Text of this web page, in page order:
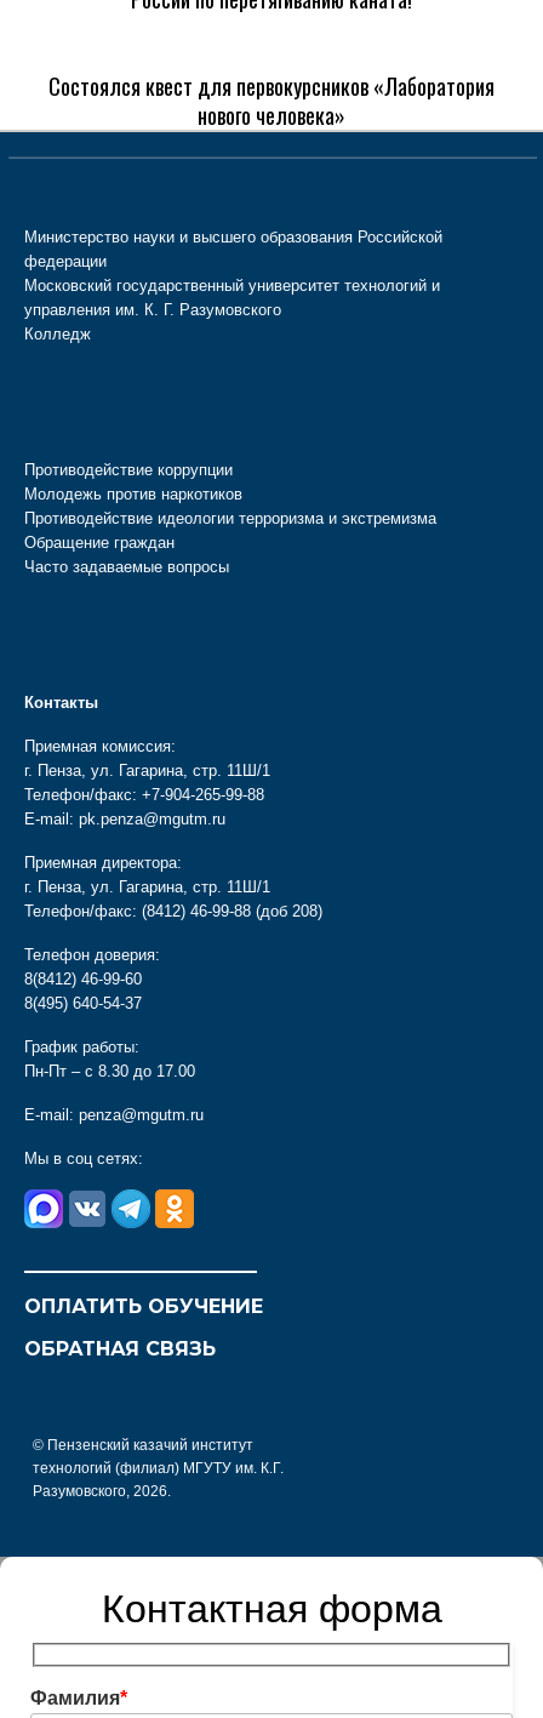
Состоялся квест для первокурсников «Лаборатория
нового человека»
Министерство науки и высшего образования Российской
федерации
Московский государственный университет технологий и
управления им. К. Г. Разумовского
Колледж
Противодействие коррупции
Молодежь против наркотиков
Противодействие идеологии терроризма и экстремизма
Обращение граждан
Часто задаваемые вопросы
Контакты
Приемная комиссия:
г. Пенза, ул. Гагарина, стр. 11Ш/1
Телефон/факс: +7-904-265-99-88
E-mail: pk.penza@mgutm.ru
Приемная директора:
г. Пенза, ул. Гагарина, стр. 11Ш/1
Телефон/факс: (8412) 46-99-88 (доб 208)
Телефон доверия:
8(8412) 46-99-60
8(495) 640-54-37
График работы:
Пн-Пт – с 8.30 до 17.00
E-mail: penza@mgutm.ru
Мы в соц сетях:
ОПЛАТИТЬ ОБУЧЕНИЕ
ОБРАТНАЯ СВЯЗЬ
© Пензенский казачий институт
технологий (филиал) МГУТУ им. К.Г.
Разумовского, 2026.
Контактная форма
Фамилия*